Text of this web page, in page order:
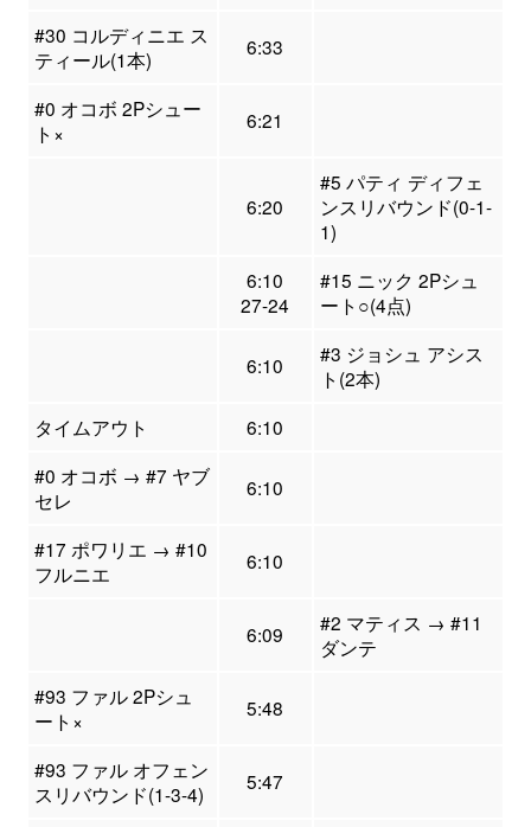
#30 コルディニエ ス
ティール(1本)
6:33
#0 オコボ 2Pシュー
ト×
6:21
6:20
#5 パティ ディフェ
ンスリバウンド(0-1-
1)
6:10
27-24
#15 ニック 2Pシュ
ート○(4点)
6:10
#3 ジョシュ アシス
ト(2本)
タイムアウト
6:10
#0 オコボ → #7 ヤブ
セレ
6:10
#17 ポワリエ → #10
フルニエ
6:10
6:09
#2 マティス → #11
ダンテ
#93 ファル 2Pシュ
ート×
5:48
#93 ファル オフェン
スリバウンド(1-3-4)
5:47